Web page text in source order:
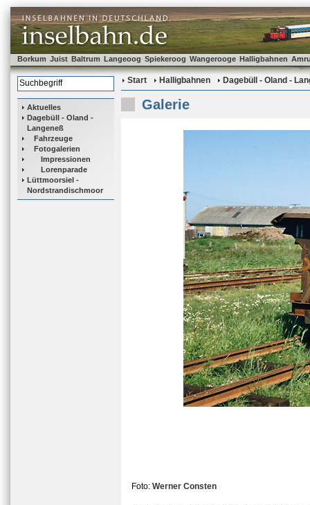
Borkum Juist Baltrum Langeoog Spiekeroog Wangerooge Halligbahnen
Aktuelles
Dagebüll - Oland -
Langeneß
Fahrzeuge
Fotogalerien
Impressionen
Lorenparade
Lüttmoorsiel -
Nordstrandischmoor
Start Halligbahnen Dagebüll - Oland -
Galerie
Foto: Werner Consten